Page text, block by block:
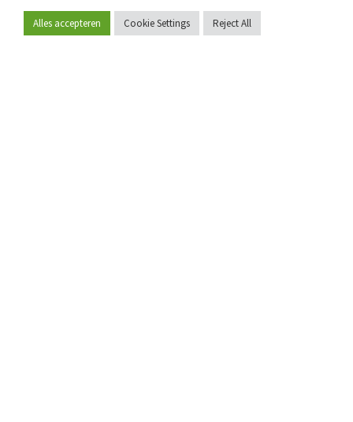
Word lid
Alles accepteren Cookie Settings Reject All